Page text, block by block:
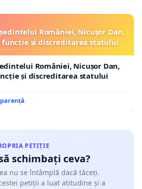
României, Nicușor Dan,
funcție și discreditarea statului
României, Nicușor Dan,
și discreditarea statului
PETIȚIE
schimbați ceva?
nu se întâmplă dacă tăceți.
petiții a luat atitudine și a